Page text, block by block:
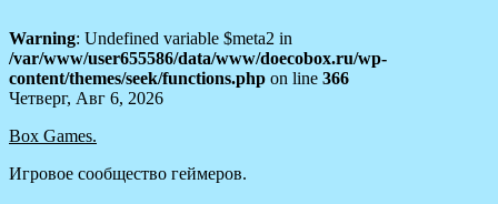
Warning: Undefined variable $meta2 in
/var/www/user655586/data/www/doecobox.ru/wp-
content/themes/seek/functions.php on line 366
Skip
content
Четверг, Авг 6, 2026
Box Games.
Игровое сообщество геймеров.